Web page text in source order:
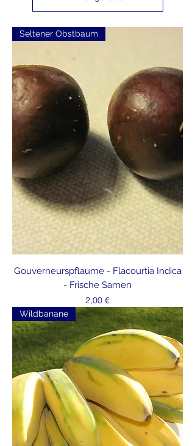
Seltener Obstbaum
Gouverneurspflaume - Flacourtia Indica
- Frische Samen
Preis
2,00 €
Wildbanane